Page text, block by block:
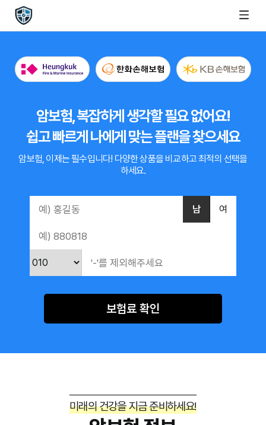
암보험, 복잡하게 생각할 필요 없어요!
쉽고 빠르게 나에게 맞는 플랜을 찾으세요
암보험, 이제는 필수입니다! 다양한 상품을 비교하고 최적의 선택을
하세요.
남 여
보험료 확인
미래의 건강을 지금 준비하세요!